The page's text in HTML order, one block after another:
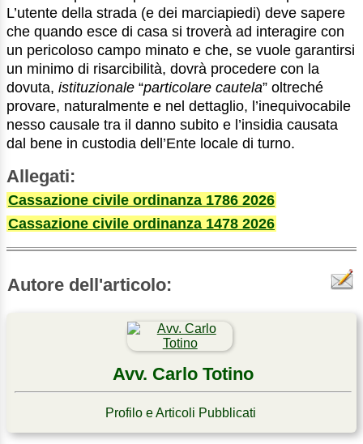
L’utente della strada (e dei marciapiedi) deve sapere
che quando esce di casa si troverà ad interagire con
un pericoloso campo minato e che, se vuole garantirsi
un minimo di risarcibilità, dovrà procedere con la
dovuta, istituzionale “particolare cautela” oltreché
provare, naturalmente e nel dettaglio, l’inequivocabile
nesso causale tra il danno subito e l’insidia causata
dal bene in custodia dell’Ente locale di turno.
Allegati:
Cassazione civile ordinanza 1786 2026
Cassazione civile ordinanza 1478 2026
Autore dell'articolo:
Avv. Carlo Totino
Profilo e Articoli Pubblicati